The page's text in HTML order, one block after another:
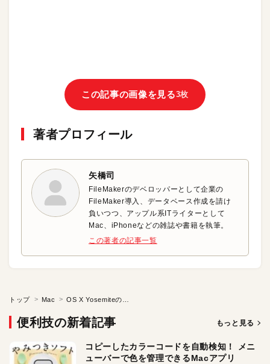
この記事の画像を見る3枚
著者プロフィール
矢橋司
FileMakerのデベロッパーとして企業の
FileMaker導入、データベース作成を請け
負いつつ、アップル系ITライターとして
Mac、iPhoneなどの雑誌や書籍を執筆。
この著者の記事一覧
トップ Mac
便利技の新着記事 もっと見る
コピーしたカラーコードを自動検知！ メニ
ューバーで色を管理できるMacアプリ